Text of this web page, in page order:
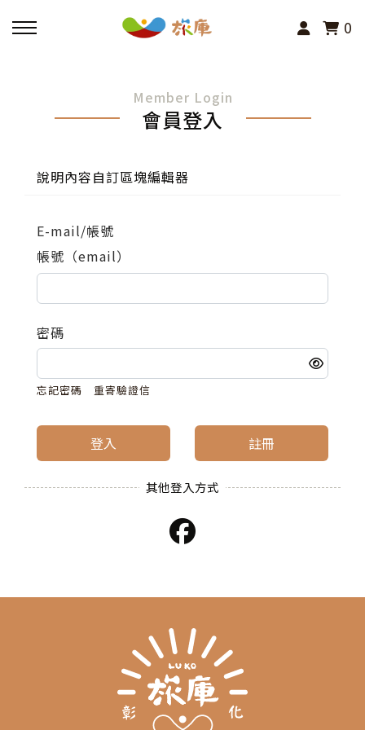
0
小旅行及主題導覽
講座、體驗與課程
其他活動
Member Login
會員登入
說明內容自訂區塊編輯器
E-mail/帳號
帳號（email）
密碼
忘記密碼 重寄驗證信
登入 註冊